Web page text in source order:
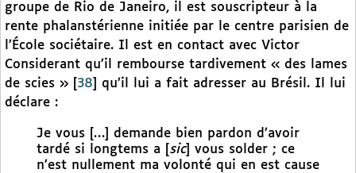
groupe de Rio de Janeiro, il est souscripteur à la
rente phalanstérienne initiée par le centre parisien de
l’École sociétaire. Il est en contact avec Victor
Considerant qu’il rembourse tardivement « des lames
de scies »
38
qu’il lui a fait adresser au Brésil. Il lui
déclare :
Je vous […] demande bien pardon d’avoir
tardé si longtems a [ sic] vous solder ; ce
n’est nullement ma volonté qui en est cause